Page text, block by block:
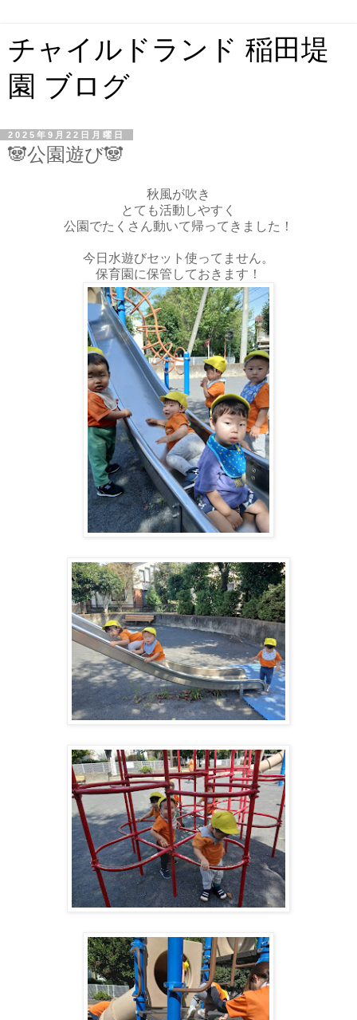
チャイルドランド 稲田堤
園 ブログ
2025年9月22日月曜日
🐼公園遊び🐼
秋風が吹き
とても活動しやすく
公園でたくさん動いて帰ってきました！
今日水遊びセット使ってません。
保育園に保管しておきます！